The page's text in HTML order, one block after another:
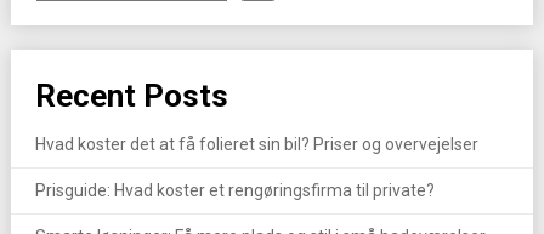
Recent Posts
Hvad koster det at få folieret sin bil? Priser og overvejelser
Prisguide: Hvad koster et rengøringsfirma til private?